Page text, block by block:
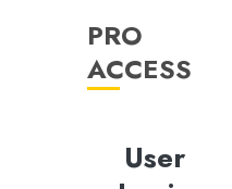
PRO
ACCESS
User